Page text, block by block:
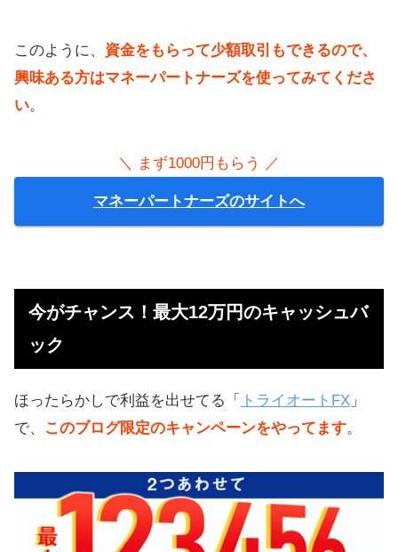
このように、 資金をもらって少額取引もできるので、
興味ある方はマネーパートナーズを使ってみてくださ
い。
＼ まず1000円もらう ／
マネーパートナーズのサイトへ
今がチャンス！最大12万円のキャッシュバ
ック
ほったらかしで利益を出せてる「 トライオートFX 」
で、
このブログ限定のキャンペーンをやってます。